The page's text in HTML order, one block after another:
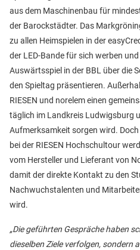
aus dem Maschinenbau für
der Barockstädter. Das
zu allen Heimspielen in der
der LED-Bande für sich werben
Auswärtsspiel in der BBL über die
den Spieltag präsentieren.
RIESEN und norelem einen
täglich im Landkreis Ludwigsburg
Aufmerksamkeit sorgen wird.
bei der RIESEN Hochschultour
vom Hersteller und Lieferant von
damit der direkte Kontakt zu den
Nachwuchstalenten und
wird.
„Die geführten Gespräche haben
dieselben Ziele verfolgen, sondern